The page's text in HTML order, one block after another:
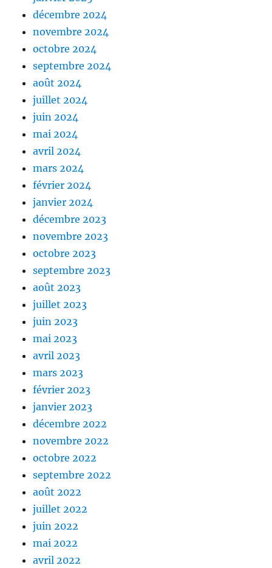
décembre 2024
novembre 2024
octobre 2024
septembre 2024
août 2024
juillet 2024
juin 2024
mai 2024
avril 2024
mars 2024
février 2024
janvier 2024
décembre 2023
novembre 2023
octobre 2023
septembre 2023
août 2023
juillet 2023
juin 2023
mai 2023
avril 2023
mars 2023
février 2023
janvier 2023
décembre 2022
novembre 2022
octobre 2022
septembre 2022
août 2022
juillet 2022
juin 2022
mai 2022
avril 2022